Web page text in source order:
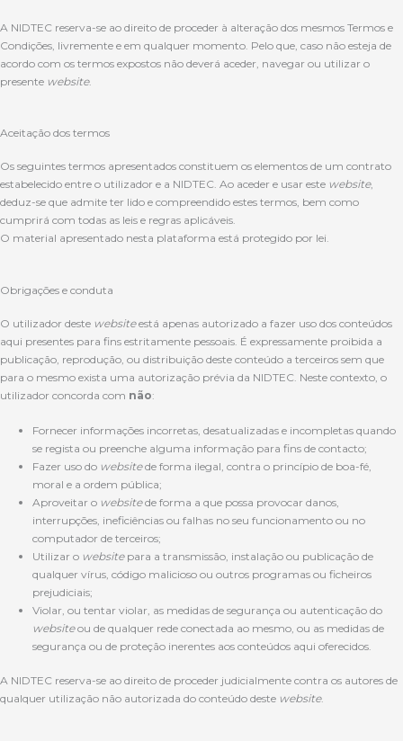
A NIDTEC reserva-se ao direito de proceder à alteração dos mesmos Termos e
Condições, livremente e em qualquer momento. Pelo que, caso não esteja de
acordo com os termos expostos não deverá aceder, navegar ou utilizar o
presente website.
Aceitação dos termos
Os seguintes termos apresentados constituem os elementos de um contrato
estabelecido entre o utilizador e a NIDTEC. Ao aceder e usar este website,
deduz-se que admite ter lido e compreendido estes termos, bem como
cumprirá com todas as leis e regras aplicáveis.
O material apresentado nesta plataforma está protegido por lei.
Obrigações e conduta
O utilizador deste websiteestá apenas autorizado a fazer uso dos conteúdos
aqui presentes para fins estritamente pessoais. É expressamente proibida a
publicação, reprodução, ou distribuição deste conteúdo a terceiros sem que
para o mesmo exista uma autorização prévia da NIDTEC. Neste contexto, o
utilizador concorda com não:
Fornecer informações incorretas, desatualizadas e incompletas quando
se regista ou preenche alguma informação para fins de contacto;
Fazer uso do websitede forma ilegal, contra o princípio de boa-fé,
moral e a ordem pública;
Aproveitar o websitede forma a que possa provocar danos,
interrupções, ineficiências ou falhas no seu funcionamento ou no
computador de terceiros;
Utilizar o websitepara a transmissão, instalação ou publicação de
qualquer vírus, código malicioso ou outros programas ou ficheiros
prejudiciais;
Violar, ou tentar violar, as medidas de segurança ou autenticação do
websiteou de qualquer rede conectada ao mesmo, ou as medidas de
segurança ou de proteção inerentes aos conteúdos aqui oferecidos.
A NIDTEC reserva-se ao direito de proceder judicialmente contra os autores de
qualquer utilização não autorizada do conteúdo deste website.